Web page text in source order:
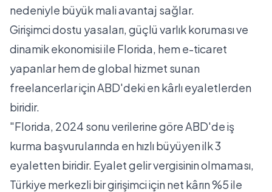
nedeniyle büyük mali avantaj sağlar.
Girişimci dostu yasaları, güçlü varlık koruması ve
dinamik ekonomisi ile Florida, hem e-ticaret
yapanlar hem de global hizmet sunan
freelancerlar için ABD'deki en kârlı eyaletlerden
biridir.
"Florida, 2024 sonu verilerine göre ABD'de iş
kurma başvurularında en hızlı büyüyen ilk 3
eyaletten biridir. Eyalet gelir vergisinin olmaması,
Türkiye merkezli bir girişimci için net kârın %5 ile